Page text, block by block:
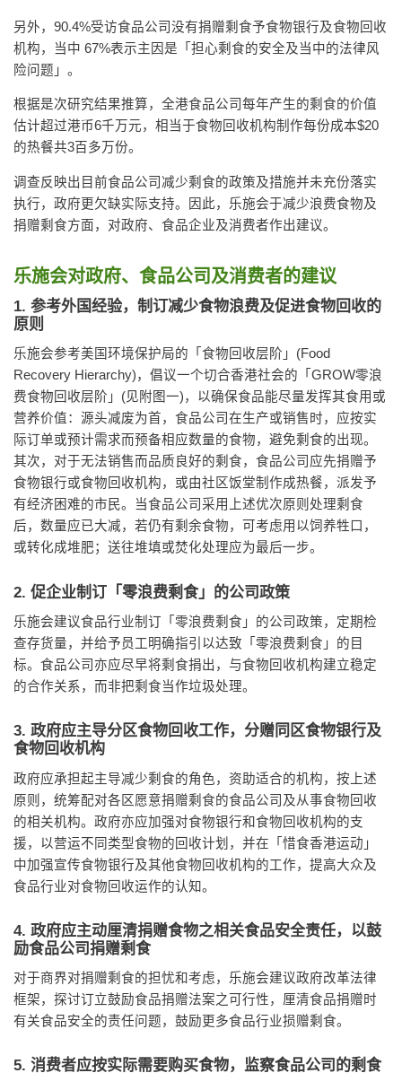
另外，90.4%受访食品公司没有捐赠剩食予食物银行及食物回收
机构，当中 67%表示主因是「担心剩食的安全及当中的法律风
险问题」。
根据是次研究结果推算，全港食品公司每年产生的剩食的价值
估计超过港币6千万元，相当于食物回收机构制作每份成本$20
的热餐共3百多万份。
调查反映出目前食品公司减少剩食的政策及措施并未充份落实
执行，政府更欠缺实际支持。因此，乐施会于减少浪费食物及
捐赠剩食方面，对政府、食品企业及消费者作出建议。
乐施会对政府、食品公司及消费者的建议
1. 参考外国经验，制订减少食物浪费及促进食物回收的
原则
乐施会参考美国环境保护局的「食物回收层阶」(Food
Recovery Hierarchy)，倡议一个切合香港社会的「GROW零浪
费食物回收层阶」(见附图一)，以确保食品能尽量发挥其食用或
营养价值：源头减废为首，食品公司在生产或销售时，应按实
际订单或预计需求而预备相应数量的食物，避免剩食的出现。
其次，对于无法销售而品质良好的剩食，食品公司应先捐赠予
食物银行或食物回收机构，或由社区饭堂制作成热餐，派发予
有经济困难的市民。当食品公司采用上述优次原则处理剩食
后，数量应已大减，若仍有剩余食物，可考虑用以饲养牲口，
或转化成堆肥；送往堆填或焚化处理应为最后一步。
2. 促企业制订「零浪费剩食」的公司政策
乐施会建议食品行业制订「零浪费剩食」的公司政策，定期检
查存货量，并给予员工明确指引以达致「零浪费剩食」的目
标。食品公司亦应尽早将剩食捐出，与食物回收机构建立稳定
的合作关系，而非把剩食当作垃圾处理。
3. 政府应主导分区食物回收工作，分赠同区食物银行及
食物回收机构
政府应承担起主导减少剩食的角色，资助适合的机构，按上述
原则，统筹配对各区愿意捐赠剩食的食品公司及从事食物回收
的相关机构。政府亦应加强对食物银行和食物回收机构的支
援，以营运不同类型食物的回收计划，并在「惜食香港运动」
中加强宣传食物银行及其他食物回收机构的工作，提高大众及
食品行业对食物回收运作的认知。
4. 政府应主动厘清捐赠食物之相关食品安全责任，以鼓
励食品公司捐赠剩食
对于商界对捐赠剩食的担忧和考虑，乐施会建议政府改革法律
框架，探讨订立鼓励食品捐赠法案之可行性，厘清食品捐赠时
有关食品安全的责任问题，鼓励更多食品行业损赠剩食。
5. 消费者应按实际需要购买食物，监察食品公司的剩食